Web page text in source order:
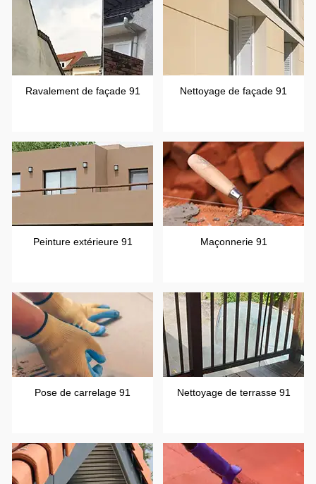
Ravalement de façade 91 Nettoyage de façade 91
Peinture extérieure 91 Maçonnerie 91
Pose de carrelage 91 Nettoyage de terrasse 91